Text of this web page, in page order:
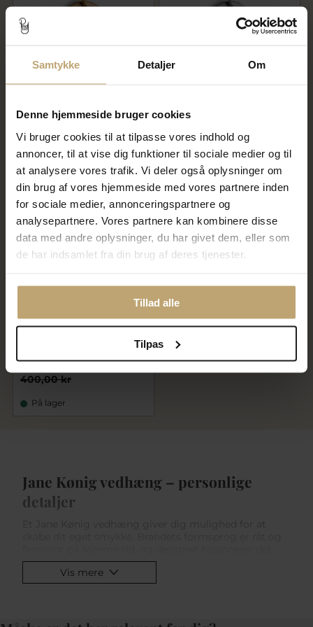
Samtykke Detaljer Om
Denne hjemmeside bruger cookies
Vi bruger cookies til at tilpasse vores indhold og
annoncer, til at vise dig funktioner til sociale medier og til
at analysere vores trafik. Vi deler også oplysninger om
din brug af vores hjemmeside med vores partnere inden
for sociale medier, annonceringspartnere og
analysepartnere. Vores partnere kan kombinere disse
data med andre oplysninger, du har givet dem, eller som
de har indsamlet fra din brug af deres tjenester.
Tillad alle
Tilpas
forgyldt
300,00 kr
På lager
350,00 kr
På lager
SALE
Jane Kønig Lovetag Medium
vedhæng sølv forgyldt (A-Å)
400,00 kr
320,00 kr
På lager
Jane Kønig vedhæng – personlige
detaljer
minimalistiske med det kunstneriske. Vedhængene
kan sættes på en enkel kæde eller kombineres med
andre elementer for at skabe et unikt look.
Vis mere